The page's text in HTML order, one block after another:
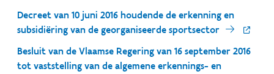
Decreet van 10 juni 2016 houdende de erkenning en
subsidiëring van de georganiseerde sportsector
Besluit van de Vlaamse Regering van 16 september 2016
tot vaststelling van de algemene erkennings- en